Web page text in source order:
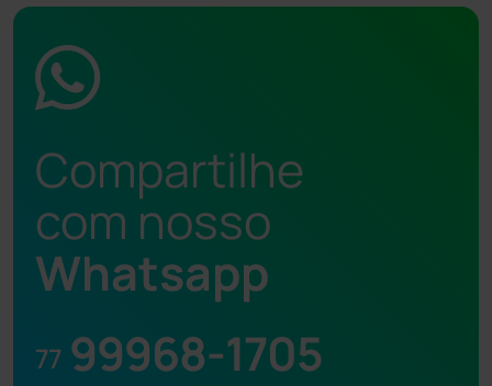
Compartilhe
com nosso
Whatsapp
77 99968-1705